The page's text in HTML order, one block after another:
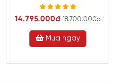
14.795.000đ 18.700.000đ
Mua ngay